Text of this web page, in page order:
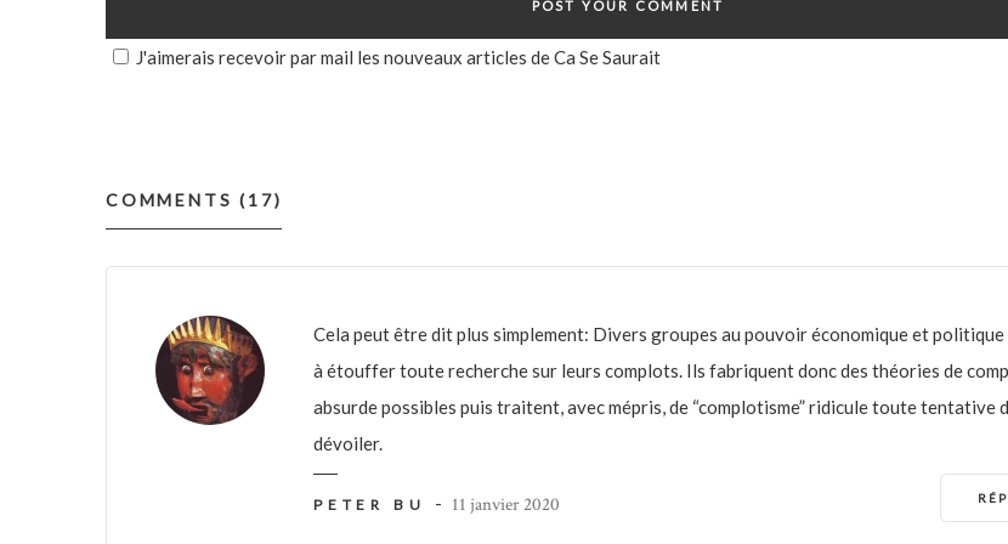
J'aimerais recevoir par mail les nouveaux articles de Ca Se Saurait
COMMENTS (17)
Cela peut être dit plus simplement: Divers groupes au pouvoir économique et
à étouffer toute recherche sur leurs complots. Ils fabriquent donc des théories de
absurde possibles puis traitent, avec mépris, de “complotisme” ridicule toute tentative
dévoiler.
PETER BU - 11 janvier 2020